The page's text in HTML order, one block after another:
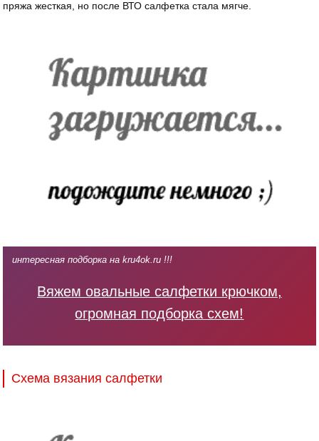
пряжа жесткая, но после ВТО салфетка стала мягче.
интересная подборка на kru4ok.ru !!!
Вяжем овальные салфетки крючком,
огромная подборка схем!
Схема вязания салфетки